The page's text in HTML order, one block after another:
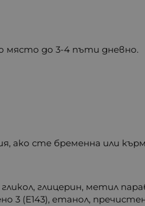
място до 3-4 пъти дневно.
ако сте бременна или
глицерин, метил
3 (E143), етанол,